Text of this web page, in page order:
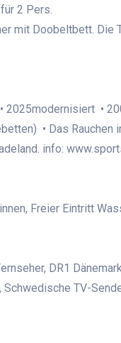
2 Pers.
mit Doobeltbett. Die
•
• Das Rauchen
info:
Freier Eintritt
DR1
TV-